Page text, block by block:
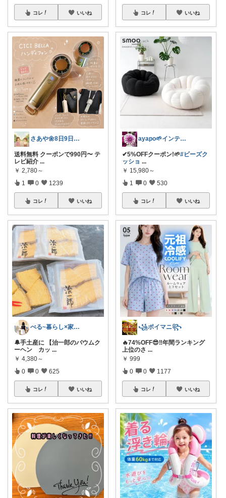
コレ いいね
さあや🌼8日9日有難うございます
送料無料 クーポンで990円〜 テ
レビ紹介 ...
￥ 2,780～
1 0 1239
コレ いいね
べる~暮らし×家事をラクに快適に
🔔手土産に 【治一郎のバウムク
ーヘン カッ ...
￥ 4,380～
0 0 625
コレ いいね
コレ いいね
ayapo🌱インテリア&雑貨
✔︎5%OFFクーポン!🌱#ビーズク
ッショ ...
￥ 15,980～
1 0 530
コレ いいね
꧁ポイマニ꧂
🔥74%OFF😎‼️年間ランキング
上位のさ ...
￥ 999
0 0 1177
コレ いいね